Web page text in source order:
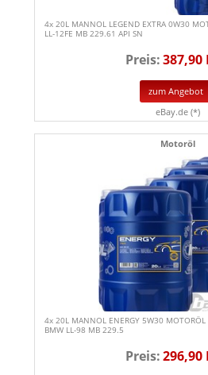
4x 20L MANNOL LEGEND EXTRA 0W30
LL-12FE MB 229.61 API SN
Preis:387,90
zum Angebot
eBay.de (*)
Motoröl
4x 20L MANNOL ENERGY 5W30
BMW LL-98 MB 229.5
Preis:296,90